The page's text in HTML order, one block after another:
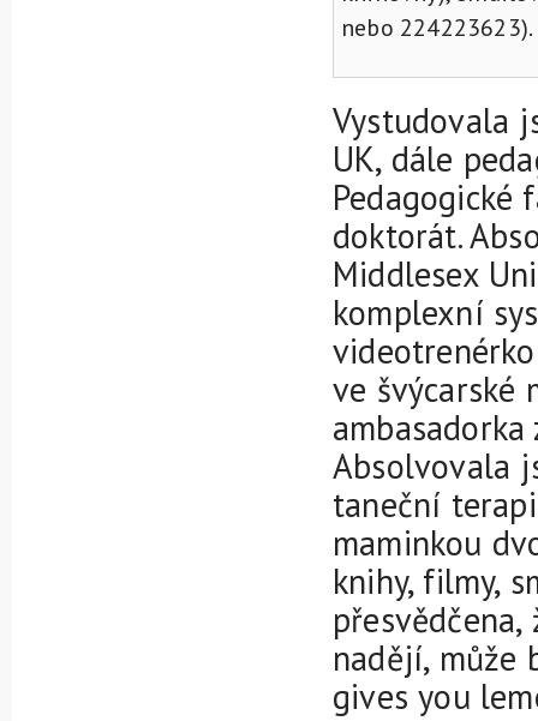
nebo 224223623).
Vystudovala
UK, dále
Pedagogické
doktorát.
Middlesex
komplexní
ve švýcarské
Absolvovala
taneční
maminkou
knihy, filmy,
přesvědčena,
nadějí, může
gives you